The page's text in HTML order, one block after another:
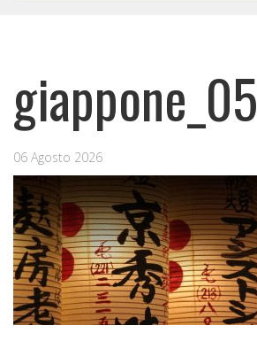
giappone_05
06 Agosto 2026